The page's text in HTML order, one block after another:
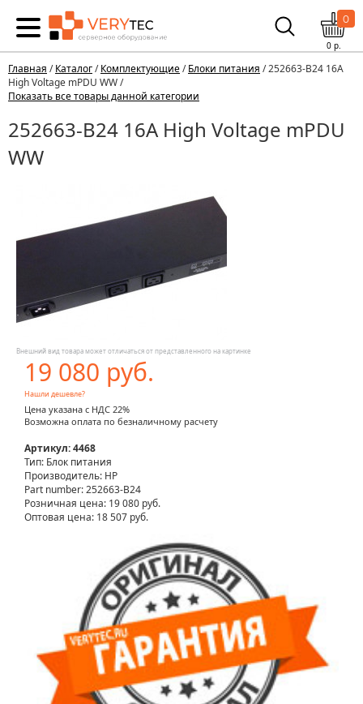
0
0р.
Главная /Каталог/Комплектующие/Блоки питания / 252663-B24 16A
High Voltage mPDU WW /
Показать все товары данной категории
252663-B24 16A High Voltage mPDU
WW
Внешний вид товара может отличаться от представленного на картинке
19 080 руб.
Нашли дешевле?
Цена указана с НДС 22%
Возможна оплата по безналичному расчету
Артикул: 4468
Тип: Блок питания
Производитель: HP
Part number: 252663-B24
Розничная цена: 19 080 руб.
Оптовая цена: 18 507 руб.